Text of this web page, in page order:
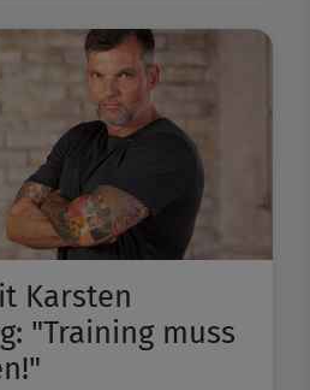
Karsten
"Training muss